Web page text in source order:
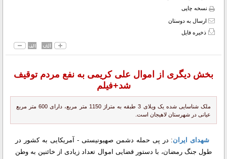
نسخه چاپی
ارسال به دوستان
ذخیره فایل
بخش دیگری از اموال علی کریمی به نفع مردم توقیف
شد+فیلم
ملک شناسایی شده یک ویلای 3 طبقه به متراژ 1150 متر مربع، دارای 600 متر مربع
عیانی در شهرستان لاهیجان است.
شهدای ایران: در پی حمله دشمن صهیونیستی - آمریکایی به کشور در
طول جنگ رمضان، با دستور قضایی اموال تعداد زیادی از خائنین به وطن